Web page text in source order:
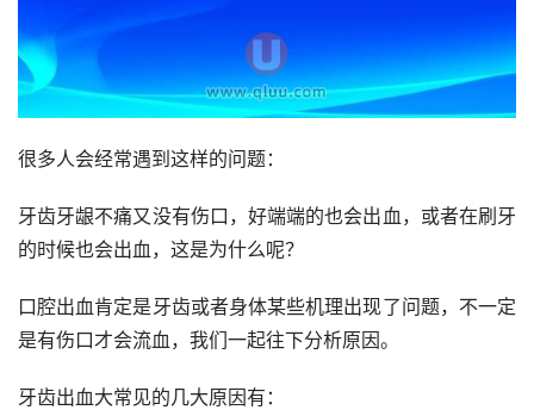
很多人会经常遇到这样的问题：
牙齿牙龈不痛又没有伤口，好端端的也会出血，或者在刷牙
的时候也会出血，这是为什么呢？
口腔出血肯定是牙齿或者身体某些机理出现了问题，不一定
是有伤口才会流血，我们一起往下分析原因。
牙齿出血大常见的几大原因有：